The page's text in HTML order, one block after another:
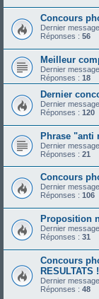
Concours
Dernier
Réponses : 56
Meilleur
Dernier
Réponses : 18
Dernier
Dernier
Réponses : 120
Phrase "anti
Dernier
Réponses : 21
Concours
Dernier
Réponses : 106
Proposition
Dernier
Réponses : 31
Concours
RESULTATS !
Dernier
Réponses : 48